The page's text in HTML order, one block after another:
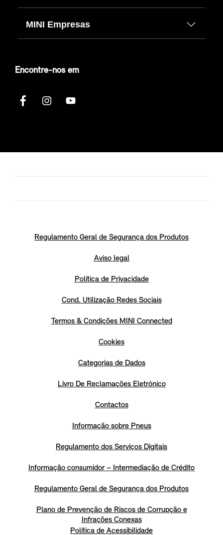
MINI Empresas
Encontre-nos em
Regulamento Geral de Segurança dos Produtos
Aviso legal
Política de Privacidade
Cond. Utilização Redes Sociais
Termos & Condições MINI Connected
Cookies
Categorias de Dados
Livro De Reclamações Eletrónico
Contactos
Informação sobre Pneus
Regulamento dos Serviços Digitais
Informação consumidor – Intermediação de Crédito
Regulamento Geral de Segurança dos Produtos
Plano de Prevenção de Riscos de Corrupção e
Infrações Conexas
Política de Acessibilidade